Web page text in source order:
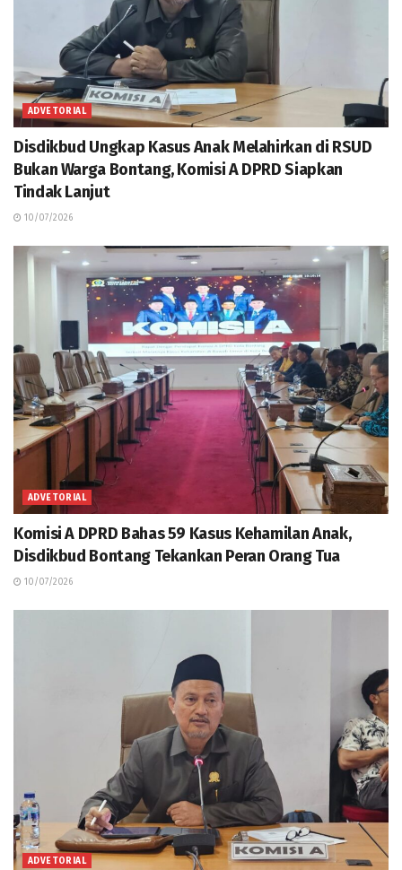
ADVETORIAL
Disdikbud Ungkap Kasus Anak Melahirkan di RSUD
Bukan Warga Bontang, Komisi A DPRD Siapkan
Tindak Lanjut
10/07/2026
ADVETORIAL
Komisi A DPRD Bahas 59 Kasus Kehamilan Anak,
Disdikbud Bontang Tekankan Peran Orang Tua
10/07/2026
ADVETORIAL